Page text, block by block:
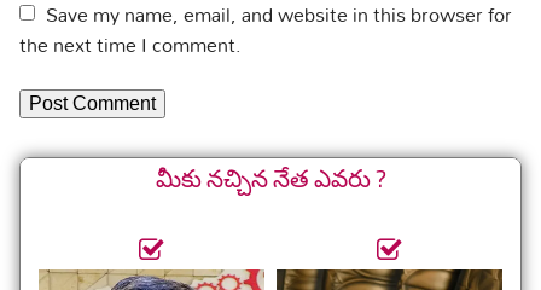
Save my name, email, and website in this browser for
the next time I comment.
మీకు నచ్చిన నేత ఎవరు ?